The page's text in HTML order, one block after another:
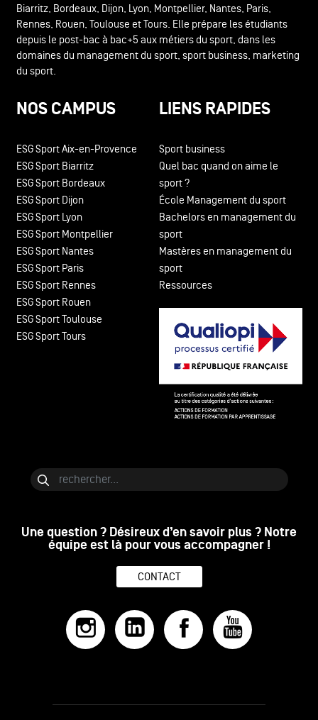
Biarritz, Bordeaux, Dijon, Lyon, Montpellier, Nantes, Paris,
Rennes, Rouen, Toulouse et Tours. Elle prépare les étudiants
depuis le post-bac à bac+5 aux métiers du sport, dans les
domaines du management du sport, sport business, marketing
du sport.
NOS CAMPUS
ESG Sport Aix-en-Provence
ESG Sport Biarritz
ESG Sport Bordeaux
ESG Sport Dijon
ESG Sport Lyon
ESG Sport Montpellier
ESG Sport Nantes
ESG Sport Paris
ESG Sport Rennes
ESG Sport Rouen
ESG Sport Toulouse
ESG Sport Tours
LIENS RAPIDES
Sport business
Quel bac quand on aime le
sport ?
École Management du sport
Bachelors en management du
sport
Mastères en management du
sport
Ressources
Une question ? Désireux d’en savoir plus ? Notre
équipe est là pour vous accompagner !
CONTACT